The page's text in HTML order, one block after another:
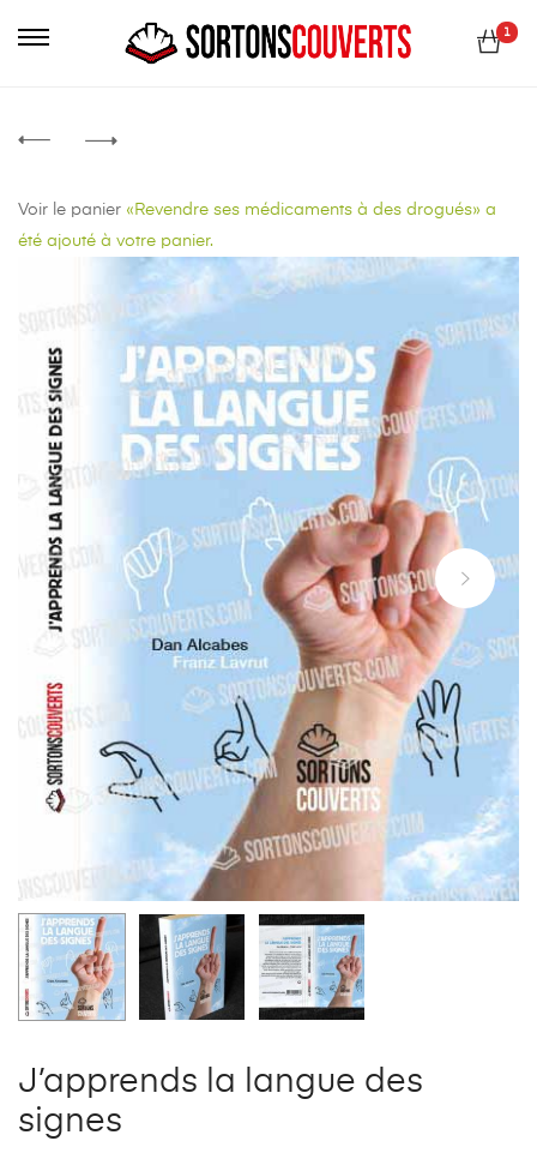
Menu
1
Voir le panier «Revendre ses médicaments à des drogués» a
été ajouté à votre panier.
J’apprends la langue des
signes